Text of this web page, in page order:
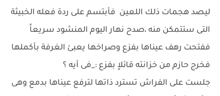
ليصد هجمات ذلك اللعين فأبتسم على ردة فعله الخبيثة
التى ستتمكن منه ،صدح نهار اليوم المنشود سريعاً
ففتحت رهف عيناها بفزع وصراخها يعبئ الغرفة بأكملها
فخرج حازم من خزانته قائلاٍ بفزع :_فى أيه ؟
جلست على الفراش تسترد ذاتها لترفع عيناها بدمع وهى